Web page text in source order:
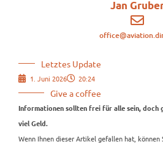
Jan
Letztes Update
1. Juni 2026 20:24
Give a coffee
Informationen sollten frei für alle sein, doch
viel Geld.
Wenn Ihnen dieser Artikel gefallen hat,